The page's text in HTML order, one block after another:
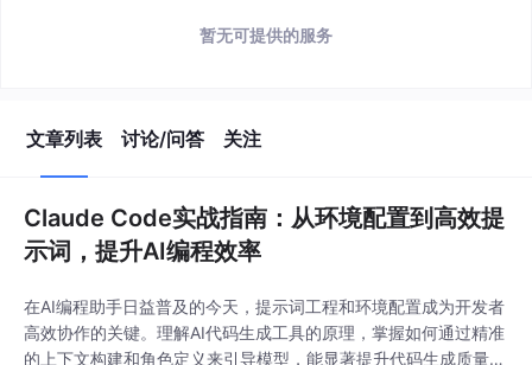
暂无可提供的服务
文章列表 讨论/问答 关注
Claude Code实战指南：从环境配置到高效提
示词，提升AI编程效率
在AI编程助手日益普及的今天，提示词工程和环境配置成为开发者
高效协作的关键。理解AI代码生成工具的原理，掌握如何通过精准
的上下文构建和角色定义来引导模型，能显著提升代码生成质量与